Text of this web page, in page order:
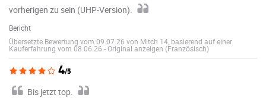
vorherigen zu sein (UHP-Version).
Bericht
Übersetzte Bewertung vom 09.07.26 von Mitch 14, basierend auf einer
Kauferfahrung vom 08.06.26 -Original anzeigen (Französisch)
4/5
Bis jetzt top.